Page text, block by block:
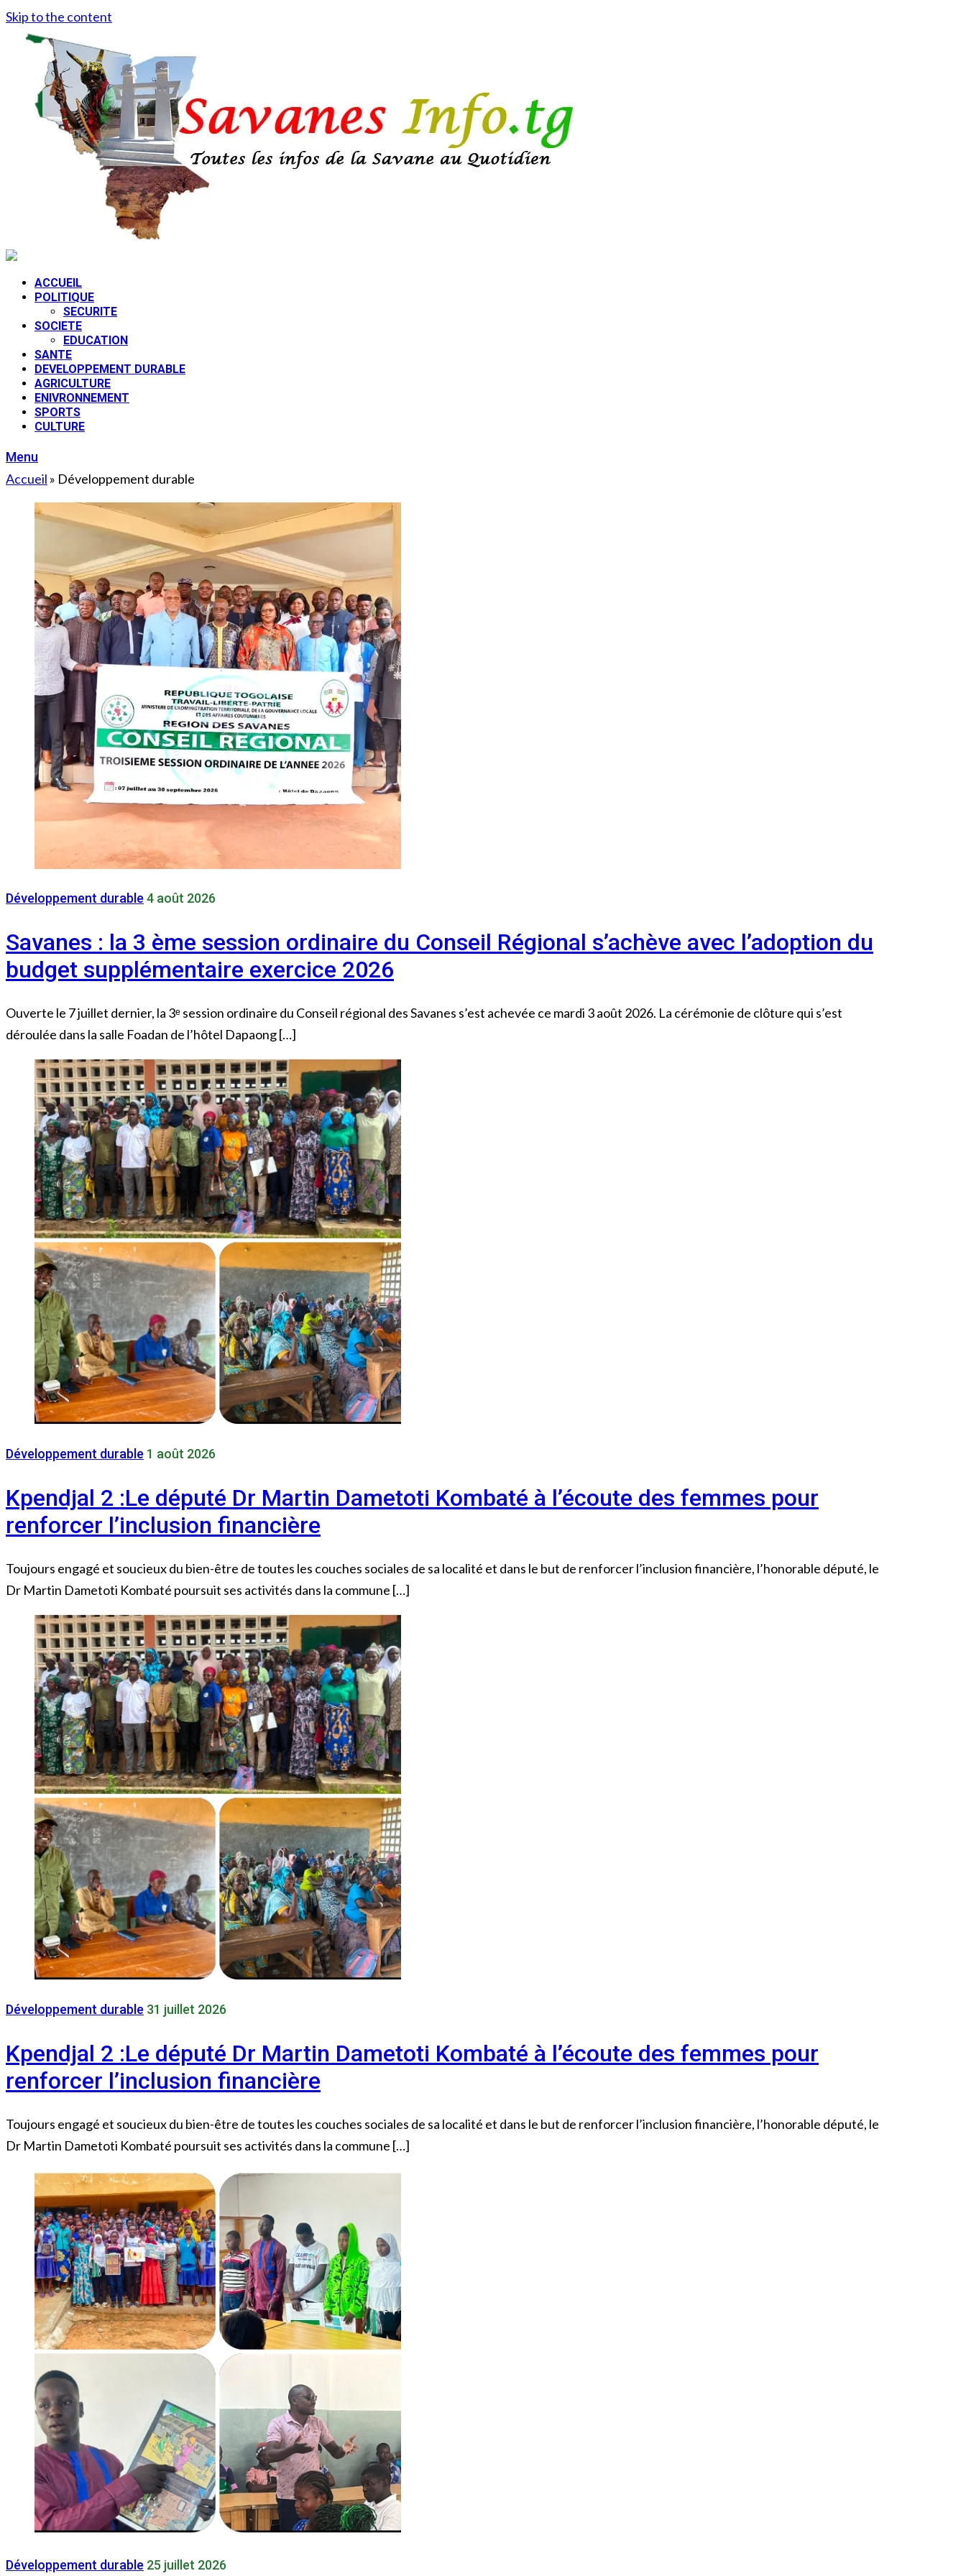
Skip to the content
ACCUEIL
POLITIQUE
SECURITE
SOCIETE
EDUCATION
SANTE
DEVELOPPEMENT DURABLE
AGRICULTURE
ENIVRONNEMENT
SPORTS
CULTURE
Menu
Accueil » Développement durable
Développement durable 4 août 2026
Savanes : la 3 ème session ordinaire du Conseil Régional s’achève avec l’adoption du
budget supplémentaire exercice 2026
Ouverte le 7 juillet dernier, la 3ᵉ session ordinaire du Conseil régional des Savanes s’est achevée ce mardi 3 août 2026. La cérémonie de clôture qui s’est
déroulée dans la salle Foadan de l’hôtel Dapaong […]
Développement durable 1 août 2026
Kpendjal 2 :Le député Dr Martin Dametoti Kombaté à l’écoute des femmes pour
renforcer l’inclusion financière
Toujours engagé et soucieux du bien-être de toutes les couches sociales de sa localité et dans le but de renforcer l’inclusion financière, l’honorable député, le
Dr Martin Dametoti Kombaté poursuit ses activités dans la commune […]
Développement durable 31 juillet 2026
Kpendjal 2 :Le député Dr Martin Dametoti Kombaté à l’écoute des femmes pour
renforcer l’inclusion financière
Toujours engagé et soucieux du bien-être de toutes les couches sociales de sa localité et dans le but de renforcer l’inclusion financière, l’honorable député, le
Dr Martin Dametoti Kombaté poursuit ses activités dans la commune […]
Développement durable 25 juillet 2026